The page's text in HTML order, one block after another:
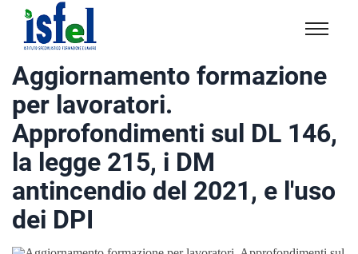
Isfel
Istituto
specialistico
formazione
e
lavoro
Aggiornamento formazione
per lavoratori.
Approfondimenti sul DL 146,
la legge 215, i DM
antincendio del 2021, e l'uso
dei DPI